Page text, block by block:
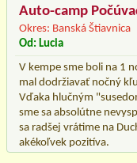
Auto-camp
Okres: Banská Štiavnica
Od: Lucia
V kempe sme boli na 1
mal dodržiavať nočný
Vďaka hlučným
sme sa absolútne
sa radšej vrátime na
akékoľvek pozitíva.